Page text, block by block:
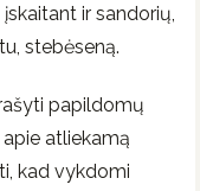
ir sandorių,
stebėseną.
papildomų
atliekamą
kad vykdomi